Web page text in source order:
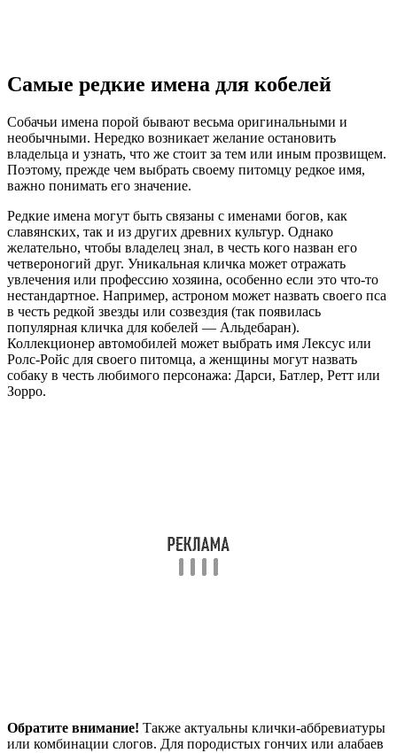
Самые редкие имена для кобелей
Собачьи имена порой бывают весьма оригинальными и
необычными. Нередко возникает желание остановить
владельца и узнать, что же стоит за тем или иным прозвищем.
Поэтому, прежде чем выбрать своему питомцу редкое имя,
важно понимать его значение.
Редкие имена могут быть связаны с именами богов, как
славянских, так и из других древних культур. Однако
желательно, чтобы владелец знал, в честь кого назван его
четвероногий друг. Уникальная кличка может отражать
увлечения или профессию хозяина, особенно если это что-то
нестандартное. Например, астроном может назвать своего пса
в честь редкой звезды или созвездия (так появилась
популярная кличка для кобелей — Альдебаран).
Коллекционер автомобилей может выбрать имя Лексус или
Ролс-Ройс для своего питомца, а женщины могут назвать
собаку в честь любимого персонажа: Дарси, Батлер, Ретт или
Зорро.
Обратите внимание! Также актуальны клички-аббревиатуры
или комбинации слогов. Для породистых гончих или алабаев